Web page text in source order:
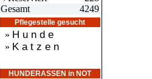
Gesamt
4249
Pflegestelle gesucht
» H u n d e
» K a t z e n
HUNDERASSEN in NOT